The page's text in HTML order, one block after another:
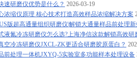
速研磨仪优势是什么？ 2026-03-19
浓缩仪原理 核心技术打造高效样品浓缩解决方案
版超高通量组织研磨仪|解锁大通量样品前处理
液氮冷冻研磨仪怎么选?上海净信这款解锁高效研
空冷冻研磨仪JXCL-ZK更适合研磨胶原蛋白？
前处理一体机JXYQ-5实验室多功能样本处理设备